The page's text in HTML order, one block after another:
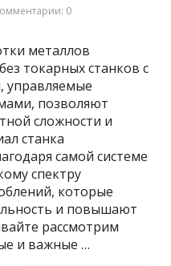
0
металлов
токарных станков с
позволяют
сложности и
станка
самой системе
спектру
которые
и повышают
рассмотрим
и важные …